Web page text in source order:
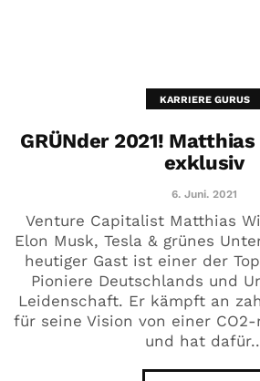
KARRIERE GURUS
GRÜNder 2021!
exklusiv
6. Juni. 2021
Venture Capitalist Matthias
Elon Musk, Tesla & grünes
heutiger Gast ist einer der
Pioniere Deutschlands und
Leidenschaft. Er kämpft an
für seine Vision von einer
und hat